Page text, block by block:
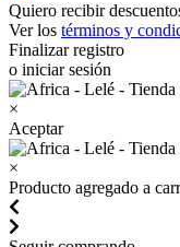
Quiero recibir
Ver los términos y
Finalizar registro
o iniciar sesión
×
Aceptar
×
Producto agregado a